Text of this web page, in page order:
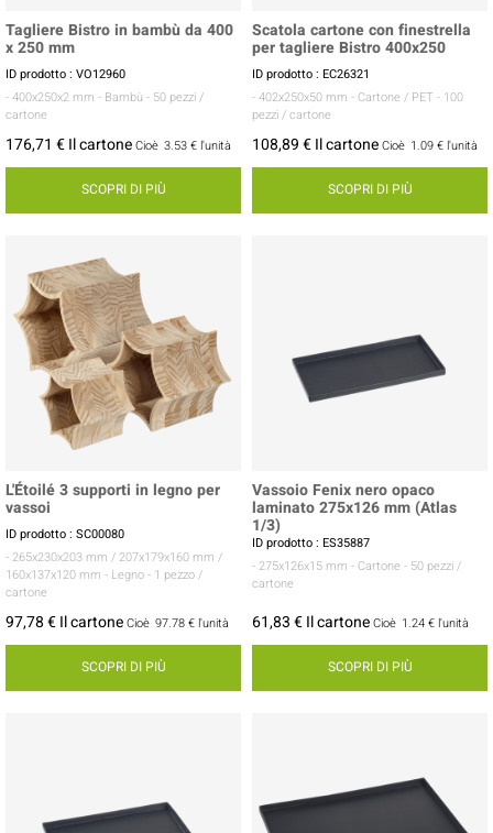
Tagliere Bistro in bambù da 400
x 250 mm
ID prodotto : VO12960
- 400x250x2 mm - Bambù - 50 pezzi /
cartone
176,71 € Il cartoneCioè 3.53 € l'unità
SCOPRI DI PIÙ
Scatola cartone con finestrella
per tagliere Bistro 400x250
ID prodotto : EC26321
- 402x250x50 mm - Cartone / PET - 100
pezzi / cartone
108,89 € Il cartoneCioè 1.09 € l'unità
SCOPRI DI PIÙ
L'Étoilé 3 supporti in legno per
vassoi
ID prodotto : SC00080
- 265x230x203 mm / 207x179x160 mm /
160x137x120 mm - Legno- 1 pezzo /
cartone
97,78 € Il cartoneCioè 97.78 € l'unità
SCOPRI DI PIÙ
Vassoio Fenix nero opaco
laminato 275x126 mm (Atlas
1/3)
ID prodotto : ES35887
- 275x126x15 mm - Cartone - 50 pezzi /
cartone
61,83 € Il cartoneCioè 1.24 € l'unità
SCOPRI DI PIÙ